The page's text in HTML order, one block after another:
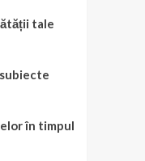
tale
în timpul